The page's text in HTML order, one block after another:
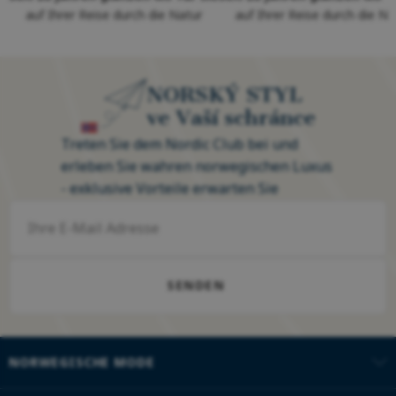
auf Ihrer Reise durch die Natur
auf Ihrer Reise durch die
NORSKÝ STYL
ve Vaší schránce
Treten Sie dem Nordic Club bei und
erleben Sie wahren norwegischen Luxus
- exklusive Vorteile erwarten Sie
SENDEN
NORWEGISCHE MODE